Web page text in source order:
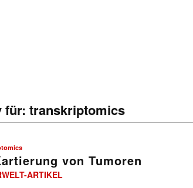
für: transkriptomics
von Tumoren
ARTIKEL